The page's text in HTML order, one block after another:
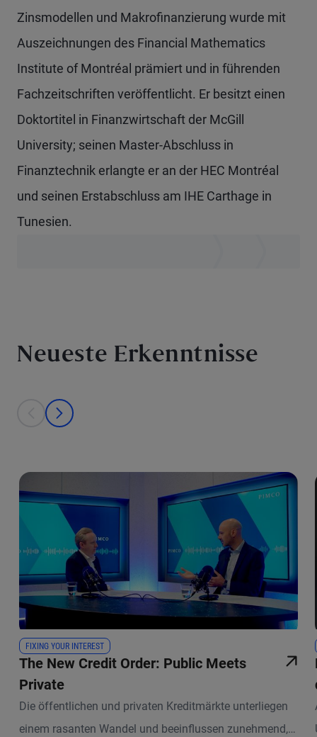
Zinsmodellen und Makrofinanzierung wurde mit
Auszeichnungen des Financial Mathematics
Institute of Montréal prämiert und in führenden
Fachzeitschriften veröffentlicht. Er besitzt einen
Doktortitel in Finanzwirtschaft der McGill
University; seinen Master-Abschluss in
Finanztechnik erlangte er an der HEC Montréal
und seinen Erstabschluss am IHE Carthage in
Tunesien.
Neueste Erkenntnisse
This is a carousel with individual cards. Use the previous and next
prev
next
FIXING YOUR INTEREST
The New Credit Order: Public Meets
Private
Die öffentlichen und privaten Kreditmärkte unterliegen
einem rasanten Wandel und beeinflussen zunehmend,